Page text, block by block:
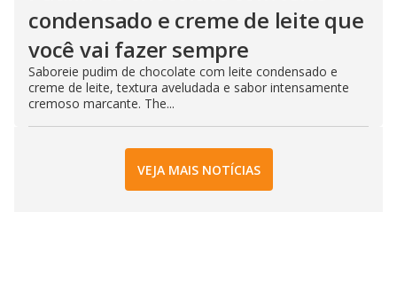
condensado e creme de leite que
você vai fazer sempre
Saboreie pudim de chocolate com leite condensado e
creme de leite, textura aveludada e sabor intensamente
cremoso marcante. The...
VEJA MAIS NOTÍCIAS